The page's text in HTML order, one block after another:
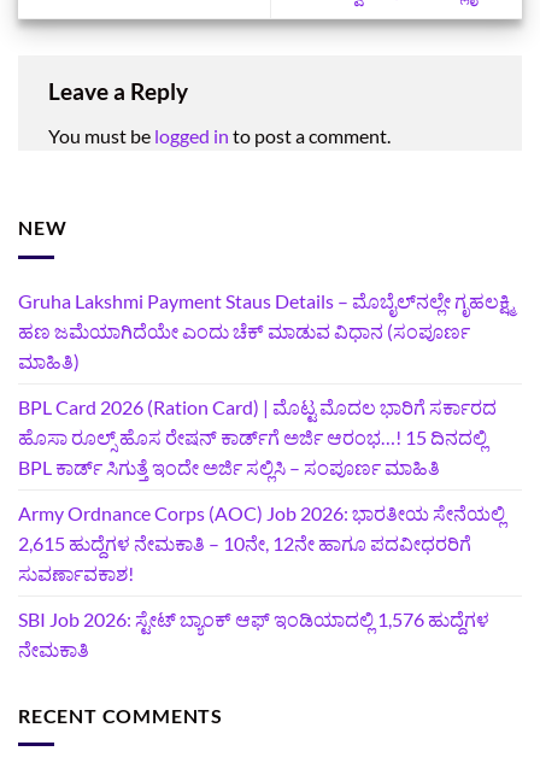
Leave a Reply
You must be logged in to post a comment.
NEW
Gruha Lakshmi Payment Staus Details – ಮೊಬೈಲ್‌ನಲ್ಲೇ ಗೃಹಲಕ್ಷ್ಮಿ
ಹಣ ಜಮೆಯಾಗಿದೆಯೇ ಎಂದು ಚೆಕ್ ಮಾಡುವ ವಿಧಾನ (ಸಂಪೂರ್ಣ
ಮಾಹಿತಿ)
BPL Card 2026 (Ration Card) | ಮೊಟ್ಟ ಮೊದಲ ಭಾರಿಗೆ ಸರ್ಕಾರದ
ಹೊಸಾ ರೂಲ್ಸ್ ಹೊಸ ರೇಷನ್ ಕಾರ್ಡ್‌ಗೆ ಅರ್ಜಿ ಆರಂಭ…! 15 ದಿನದಲ್ಲಿ
BPL ಕಾರ್ಡ್ ಸಿಗುತ್ತೆ ಇಂದೇ ಅರ್ಜಿ ಸಲ್ಲಿಸಿ – ಸಂಪೂರ್ಣ ಮಾಹಿತಿ
Army Ordnance Corps (AOC) Job 2026: ಭಾರತೀಯ ಸೇನೆಯಲ್ಲಿ
2,615 ಹುದ್ದೆಗಳ ನೇಮಕಾತಿ – 10ನೇ, 12ನೇ ಹಾಗೂ ಪದವೀಧರರಿಗೆ
ಸುವರ್ಣಾವಕಾಶ!
SBI Job 2026: ಸ್ಟೇಟ್ ಬ್ಯಾಂಕ್ ಆಫ್ ಇಂಡಿಯಾದಲ್ಲಿ 1,576 ಹುದ್ದೆಗಳ
ನೇಮಕಾತಿ
RECENT COMMENTS